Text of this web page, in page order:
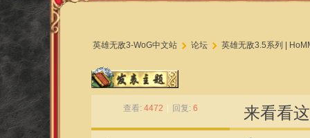
英雄无敌3-WoG中文站
»
论坛 英雄无敌3.5系列 |
查看: 4472 回复: 6 来看看